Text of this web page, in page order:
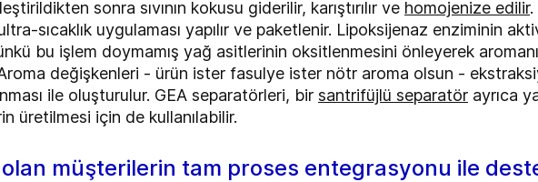
sonra sıvının kokusu giderilir, karıştırılır ve homojenize edilir.
sıcaklık uygulaması yapılır ve paketlenir. Lipoksijenaz enziminin
bu işlem doymamış yağ asitlerinin oksitlenmesini önleyerek
Aroma değişkenleri - ürün ister fasulye ister nötr aroma olsun -
ile oluşturulur. GEA separatörleri, bir santrifüjlü separatör ayrıca
üretilmesi için de kullanılabilir.
müşterilerin tam proses entegrasyonu ile